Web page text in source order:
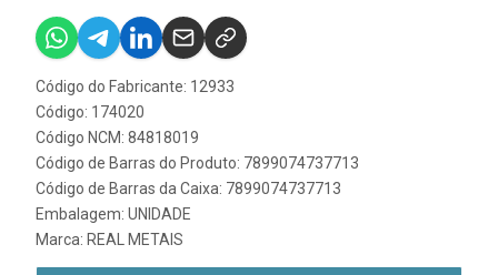
Código do Fabricante: 12933
Código: 174020
Código NCM: 84818019
Código de Barras do Produto: 7899074737713
Código de Barras da Caixa: 7899074737713
Embalagem: UNIDADE
Marca: REAL METAIS